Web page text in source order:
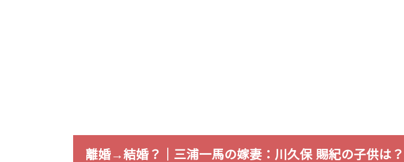
離婚→結婚？｜三浦一馬の嫁妻：川久保 賜紀の子供は？